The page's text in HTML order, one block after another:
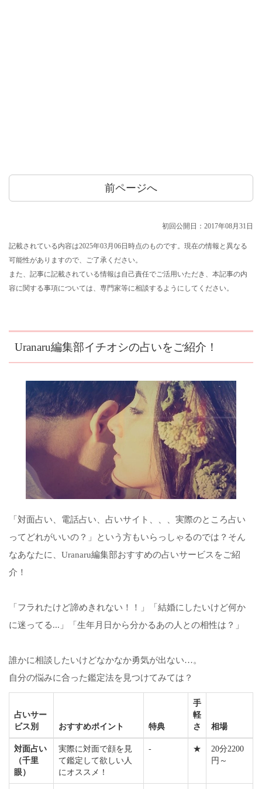
前ページへ
初回公開日：2017年08月31日
記載されている内容は2025年03月06日時点のものです。現在の情報と異なる
可能性がありますので、ご了承ください。
また、記事に記載されている情報は自己責任でご活用いただき、本記事の内
容に関する事項については、専門家等に相談するようにしてください。
Uranaru編集部イチオシの占いをご紹介！
「対面占い、電話占い、占いサイト、、、実際のところ占い
ってどれがいいの？」という方もいらっしゃるのでは？そん
なあなたに、Uranaru編集部おすすめの占いサービスをご紹
介！
「フラれたけど諦めきれない！！」「結婚にしたいけど何か
に迷ってる...」「生年月日から分かるあの人との相性は？」
誰かに相談したいけどなかなか勇気が出ない…。
自分の悩みに合った鑑定法を見つけてみては？
占いサー
ビス別
おすすめポイント 特典
手
軽
さ
相場
対面占い
（千里
眼）
実際に対面で顔を見
て鑑定して欲しい人
にオススメ！
- ★
20分2200
円～